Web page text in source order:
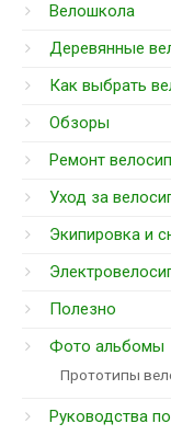
Велошкола
Деревянные
Как выбрать
Обзоры
Ремонт
Уход за
Экипировка и
Полезно
Фото альбомы
Прототипы
Руководства